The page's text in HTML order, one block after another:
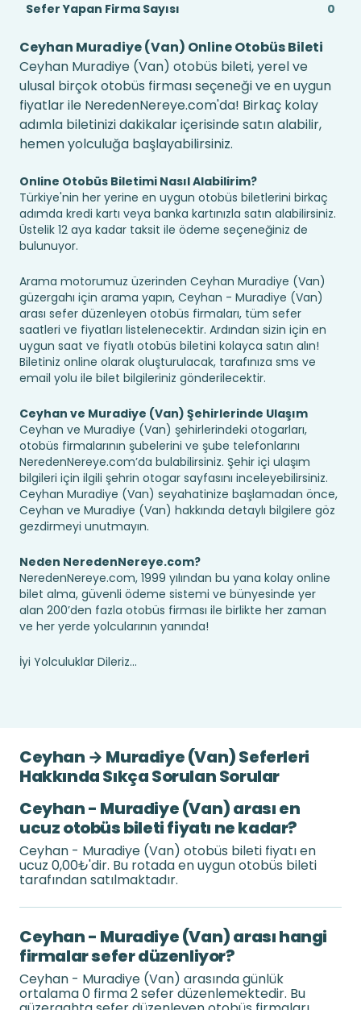
Sefer Yapan Firma Sayısı
0
Ceyhan Muradiye (Van) Online Otobüs Bileti
Ceyhan Muradiye (Van) otobüs bileti, yerel ve
ulusal birçok otobüs firması seçeneği ve en uygun
fiyatlar ile NeredenNereye.com'da! Birkaç kolay
adımla biletinizi dakikalar içerisinde satın alabilir,
hemen yolculuğa başlayabilirsiniz.
Online Otobüs Biletimi Nasıl Alabilirim?
Türkiye'nin her yerine en uygun otobüs biletlerini birkaç
adımda kredi kartı veya banka kartınızla satın alabilirsiniz.
Üstelik 12 aya kadar taksit ile ödeme seçeneğiniz de
bulunuyor.
Arama motorumuz üzerinden Ceyhan Muradiye (Van)
güzergahı için arama yapın, Ceyhan - Muradiye (Van)
arası sefer düzenleyen otobüs firmaları, tüm sefer
saatleri ve fiyatları listelenecektir. Ardından sizin için en
uygun saat ve fiyatlı otobüs biletini kolayca satın alın!
Biletiniz online olarak oluşturulacak, tarafınıza sms ve
email yolu ile bilet bilgileriniz gönderilecektir.
Ceyhan ve Muradiye (Van) Şehirlerinde Ulaşım
Ceyhan ve Muradiye (Van) şehirlerindeki otogarları,
otobüs firmalarının şubelerini ve şube telefonlarını
NeredenNereye.com’da bulabilirsiniz. Şehir içi ulaşım
bilgileri için ilgili şehrin otogar sayfasını inceleyebilirsiniz.
Ceyhan Muradiye (Van) seyahatinize başlamadan önce,
Ceyhan ve Muradiye (Van) hakkında detaylı bilgilere göz
gezdirmeyi unutmayın.
Neden NeredenNereye.com?
NeredenNereye.com, 1999 yılından bu yana kolay online
bilet alma, güvenli ödeme sistemi ve bünyesinde yer
alan 200’den fazla otobüs firması ile birlikte her zaman
ve her yerde yolcularının yanında!
İyi Yolculuklar Dileriz...
Ceyhan → Muradiye (Van) Seferleri
Hakkında Sıkça Sorulan Sorular
Ceyhan - Muradiye (Van) arası en
ucuz otobüs bileti fiyatı ne kadar?
Ceyhan - Muradiye (Van) otobüs bileti fiyatı en
ucuz 0,00₺'dir. Bu rotada en uygun otobüs bileti
tarafından satılmaktadır.
Ceyhan - Muradiye (Van) arası hangi
firmalar sefer düzenliyor?
Ceyhan - Muradiye (Van) arasında günlük
ortalama 0 firma 2 sefer düzenlemektedir. Bu